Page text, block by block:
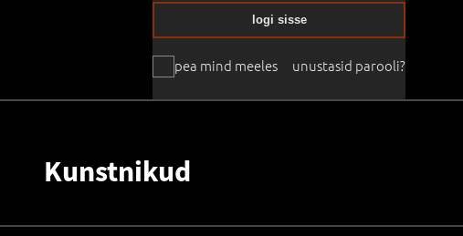
pea mind meeles
logi sisse
unustasid parooli?
Kunstnikud